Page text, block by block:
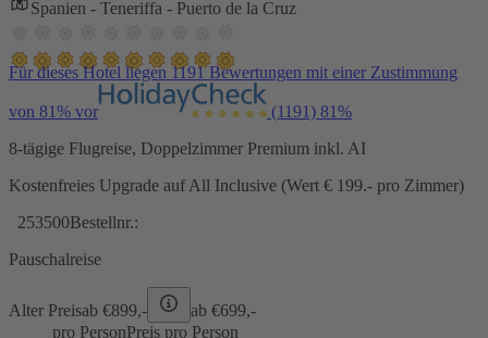
Spanien - Teneriffa - Puerto de la Cruz
Für dieses Hotel liegen 1191 Bewertungen mit einer Zustimmung
von 81% vor (1191) 81%
8-tägige Flugreise, Doppelzimmer Premium inkl. AI
Kostenfreies Upgrade auf All Inclusive (Wert € 199.- pro Zimmer)
253500Bestellnr.:
Pauschalreise
Alter Preisab €899,- ab €699,-
pro PersonPreis pro Person